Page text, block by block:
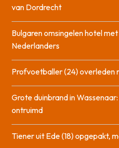
van Dordrecht
Bulgaren omsingelen hotel
Nederlanders
Profvoetballer (24) overleden
Grote duinbrand in
ontruimd
Tiener uit Ede (18) opgepakt,